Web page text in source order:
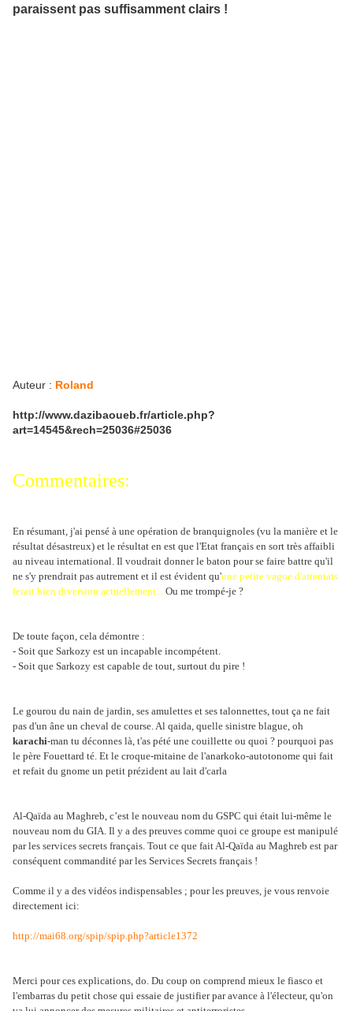
paraissent pas suffisamment clairs !
Auteur : Roland
http://www.dazibaoueb.fr/article.php?
art=14545&rech=25036#25036
Commentaires:
En résumant, j'ai pensé à une opération de branquignoles (vu la manière et le
résultat désastreux) et le résultat en est que l'Etat français en sort très affaibli
au niveau international. Il voudrait donner le baton pour se faire battre qu'il
ne s'y prendrait pas autrement et il est évident qu'une petite vague d'attentats
ferait bien diversion actuellement... Ou me trompé-je ?
De toute façon, cela démontre :
- Soit que Sarkozy est un incapable incompétent.
- Soit que Sarkozy est capable de tout, surtout du pire !
Le gourou du nain de jardin, ses amulettes et ses talonnettes, tout ça ne fait
pas d'un âne un cheval de course. Al qaida, quelle sinistre blague, oh
karachi-man tu déconnes là, t'as pété une couillette ou quoi ? pourquoi pas
le père Fouettard té. Et le croque-mitaine de l'anarkoko-autotonome qui fait
et refait du gnome un petit prézident au lait d'carla
Al-Qaïda au Maghreb, c’est le nouveau nom du GSPC qui était lui-même le
nouveau nom du GIA. Il y a des preuves comme quoi ce groupe est manipulé
par les services secrets français. Tout ce que fait Al-Qaïda au Maghreb est par
conséquent commandité par les Services Secrets français !
Comme il y a des vidéos indispensables ; pour les preuves, je vous renvoie
directement ici:
http://mai68.org/spip/spip.php?article1372
Merci pour ces explications, do. Du coup on comprend mieux le fiasco et
l'embarras du petit chose qui essaie de justifier par avance à l'électeur, qu'on